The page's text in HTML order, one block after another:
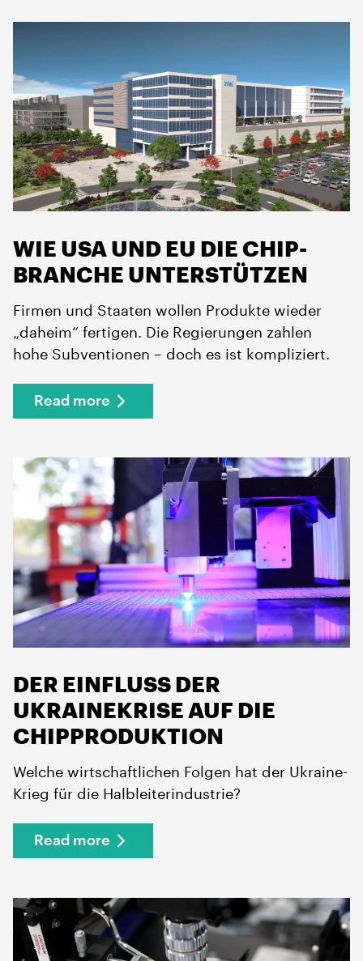
WIE USA UND EU DIE CHIP-
BRANCHE UNTERSTÜTZEN
Firmen und Staaten wollen Produkte wieder
„daheim“ fertigen. Die Regierungen zahlen
hohe Subventionen – doch es ist kompliziert.
Read more
DER EINFLUSS DER
UKRAINEKRISE AUF DIE
CHIPPRODUKTION
Welche wirtschaftlichen Folgen hat der Ukraine-
Krieg für die Halbleiterindustrie?
Read more